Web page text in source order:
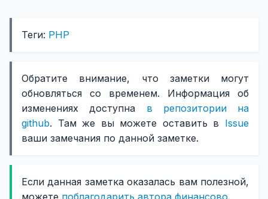
Теги: PHP
Обратите внимание, что заметки могут
обновляться со временем. Информация об
изменениях доступна в репозитории на
github. Там же вы можете оставить в Issue
ваши замечания по данной заметке.
Если данная заметка оказалась вам полезной,